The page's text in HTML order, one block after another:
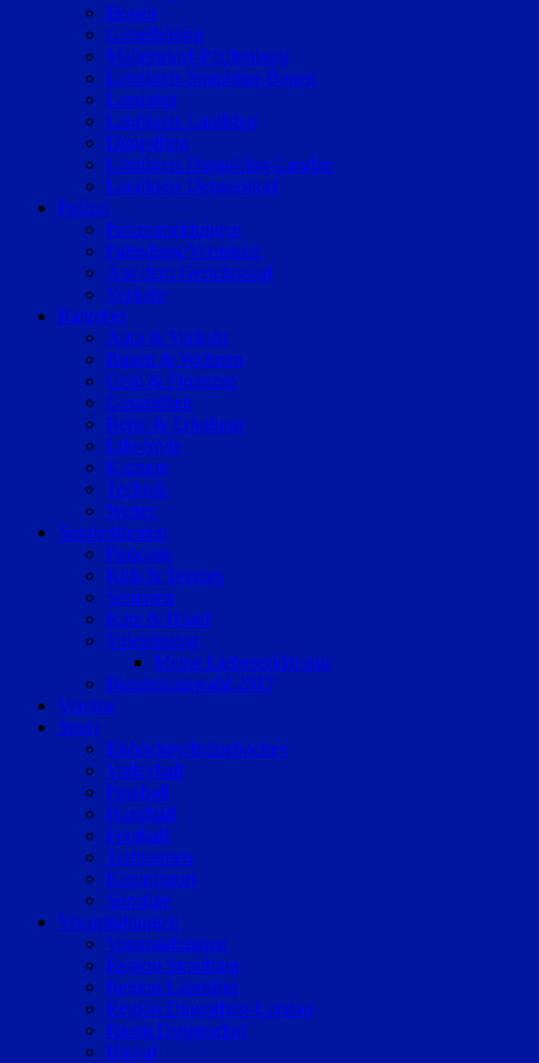
Bogen
Geiselhöring
Mallersdorf-Pfaffenberg
Landkreis Straubing-Bogen
Landshut
Landkreis Landshut
Dingolfing
Landkreis Dingolfing-Landau
Landkreis Deggendorf
Polizei
Polizeimeldungen
Fahndung/Vermisste
Aus dem Gerichtssaal
Verkehr
Ratgeber
Auto & Verkehr
Bauen & Wohnen
Geld & Finanzen
Gesundheit
Reise & Erholung
Life-Style
Karriere
Technik
Wetter
Sonderthemen
Podcasts
Kids & Teenies
Senioren
Katz & Hund
Valentinstag
Meine Liebeserklärung
Bundestagswahl 2017
Vereine
Sport
Eishockey/Inlinehockey
Volleyball
Fussball
Handball
Football
Trabrennen
Kampfsport
Sonstige
Veranstaltungen
Veranstaltungen
Region Straubing
Region Landshut
Region Dingolfing-Landau
Raum Deggendorf
Bluval